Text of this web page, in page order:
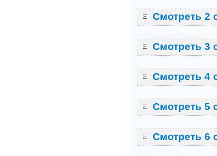
Смотреть 2
Смотреть 3
Смотреть 4
Смотреть 5
Смотреть 6